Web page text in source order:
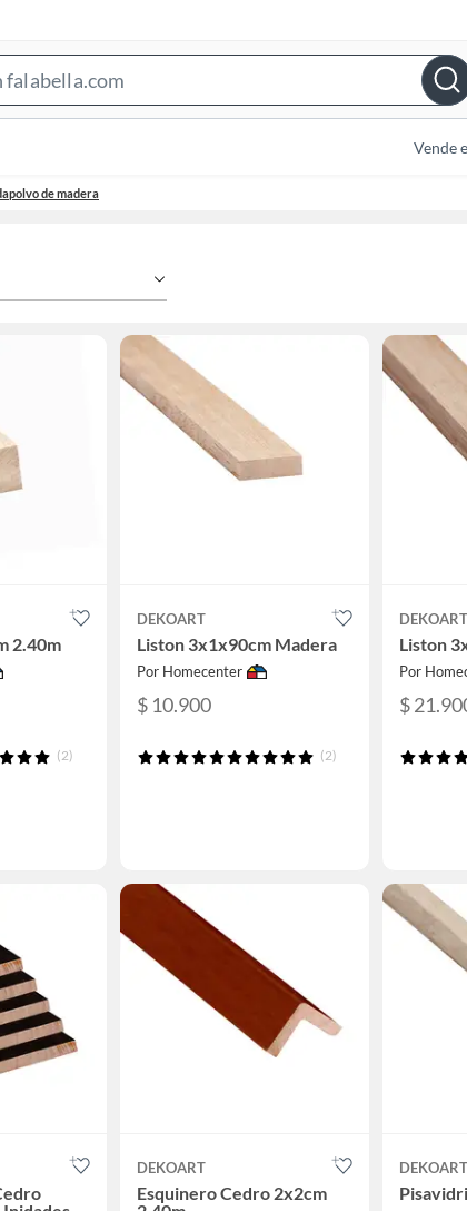
Bar
Vende
de madera
2.40m
(2)
DEKOART
Liston 3x1x90cm Madera
Por Homecenter
$ 10.900
(2)
DEKOART
Liston
Por
$
DEKOART
Esquinero Cedro 2x2cm
DEKOART